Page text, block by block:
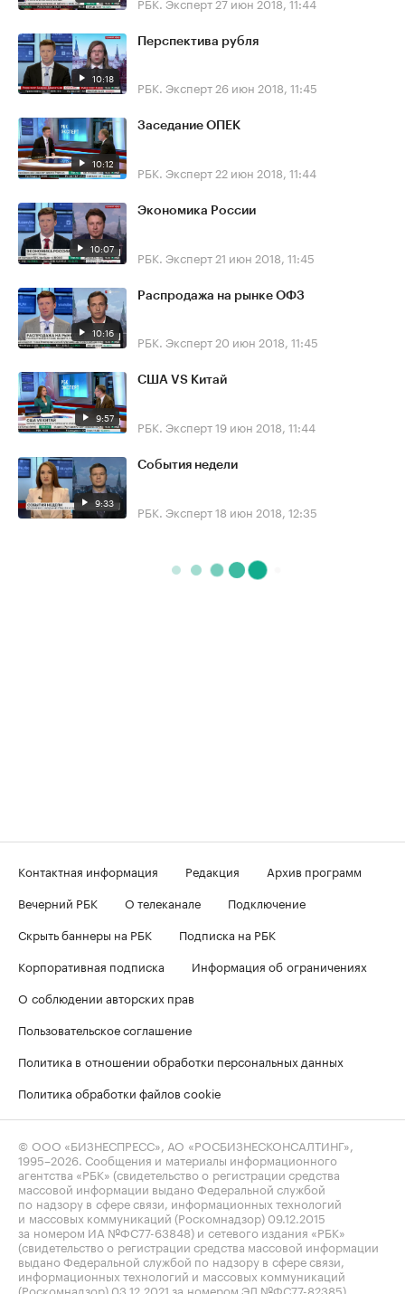
10:18
Перспектива рубля
РБК. Эксперт 26 июн 2018, 11:45
10:12
Заседание ОПЕК
РБК. Эксперт 22 июн 2018, 11:44
10:07
Экономика России
РБК. Эксперт 21 июн 2018, 11:45
10:16
Распродажа на рынке ОФЗ
РБК. Эксперт 20 июн 2018, 11:45
9:57
США VS Китай
РБК. Эксперт19 июн 2018, 11:44
9:33
События недели
РБК. Эксперт18 июн 2018, 12:35
Контактная информация Редакция
Архив программ
Вечерний РБК
О телеканале
Подключение
Скрыть баннеры на РБК
Подписка на РБК
Корпоративная подписка
Информация об ограничениях
О соблюдении авторских прав
Пользовательское соглашение
Политика в отношении обработки персональных данных
Политика обработки файлов cookie
© ООО «БИЗНЕСПРЕСС», АО «РОСБИЗНЕСКОНСАЛТИНГ»,
1995–2026 . Сообщения и материалы информационного
агентства «РБК» (свидетельство о регистрации средства
массовой информации выдано Федеральной службой
по надзору в сфере связи, информационных технологий
и массовых коммуникаций (Роскомнадзор) 09.12.2015
за номером ИА №ФС77-63848) и сетевого издания «РБК»
(свидетельство о регистрации средства массовой информации
выдано Федеральной службой по надзору в сфере связи,
информационных технологий и массовых коммуникаций
(Роскомнадзор) 03.12.2021 за номером ЭЛ №ФС77-82385)